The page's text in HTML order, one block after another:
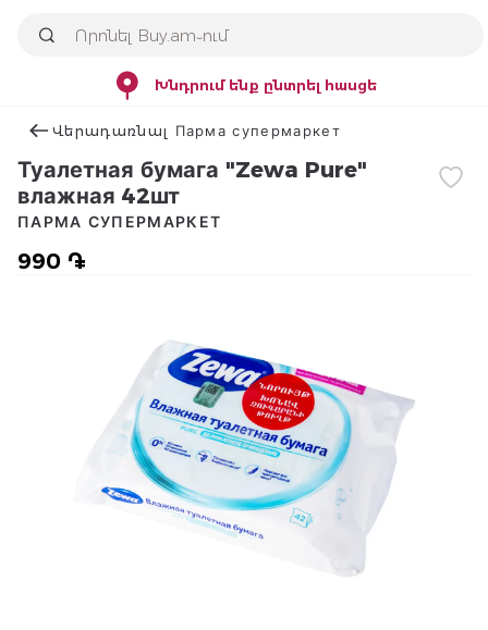
Խնդրում ենք ընտրել հասցե
Վերադառնալ Парма супермаркет
Туалетная бумага "Zewa Pure"
влажная 42шт
990 ֏
ПАРМА СУПЕРМАРКЕТ